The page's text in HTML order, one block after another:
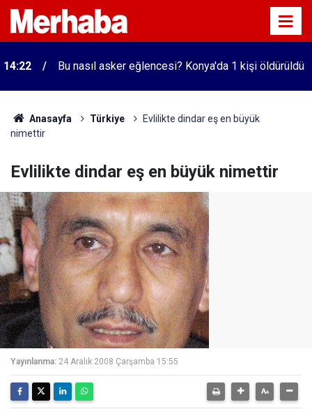
14:22 Bu nasıl asker eğlencesi? Konya'da 1 kişi öldürüldü
Anasayfa Türkiye
Evlilikte dindar eş en büyük
nimettir
Evlilikte dindar eş en büyük nimettir
Yayınlanma: 24 Aralık 2008 Çarşamba 15:55